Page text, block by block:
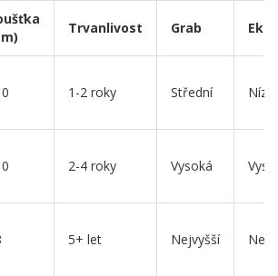
Trvanlivost Grab
1-2 roky Střední
2-4 roky Vysoká
5+ let Nejvyšší